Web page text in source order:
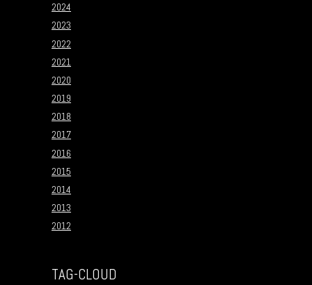
2024
2023
2022
2021
2020
2019
2018
2017
2016
2015
2014
2013
2012
TAG-CLOUD